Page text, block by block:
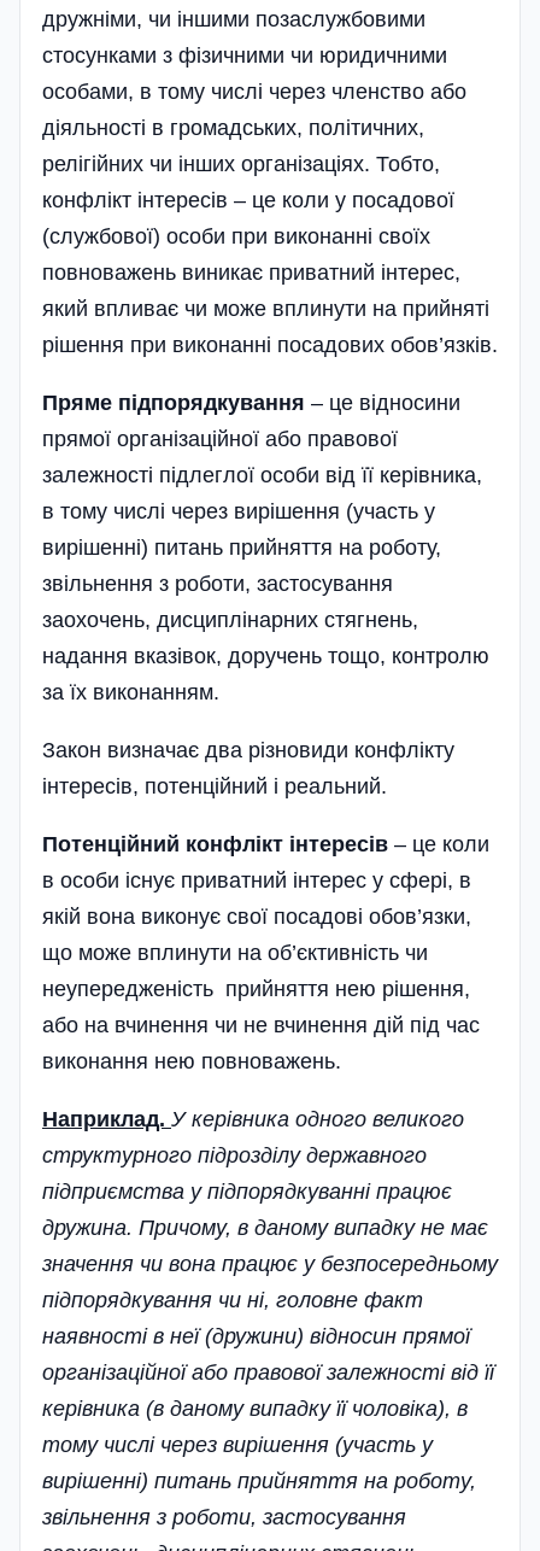
дружніми, чи іншими позаслужбовими
стосунками з фізичними чи юридичними
особами, в тому числі через членство або
діяльності в громадських, політичних,
релігійних чи інших організаціях. Тобто,
конфлікт інтересів – це коли у посадової
(службової) особи при виконанні своїх
повноважень виникає приватний інтерес,
який впливає чи може вплинути на прийняті
рішення при виконанні посадових обов’язків.
Пряме підпорядкування – це відносини
прямої організаційної або правової
залежності підлеглої особи від її керівника,
в тому числі через вирішення (участь у
вирішенні) питань прийняття на роботу,
звільнення з роботи, застосування
заохочень, дисциплінарних стягнень,
надання вказівок, доручень тощо, контролю
за їх виконанням.
Закон визначає два різновиди конфлікту
інтересів, потенційний і реальний.
Потенційний конфлікт інтересів – це коли
в особи існує приватний інтерес у сфері, в
якій вона виконує свої посадові обов’язки,
що може вплинути на об’єктивність чи
неупередженість прийняття нею рішення,
або на вчинення чи не вчинення дій під час
виконання нею повноважень.
Наприклад. У керівника одного великого
структурного підрозділу державного
підприємства у підпорядкуванні працює
дружина. Причому, в даному випадку не має
значення чи вона працює у безпосередньому
підпорядкування чи ні, головне факт
наявності в неї (дружини) відносин прямої
організаційної або правової залежності від її
керівника (в даному випадку її чоловіка), в
тому числі через вирішення (участь у
вирішенні) питань прийняття на роботу,
звільнення з роботи, застосування